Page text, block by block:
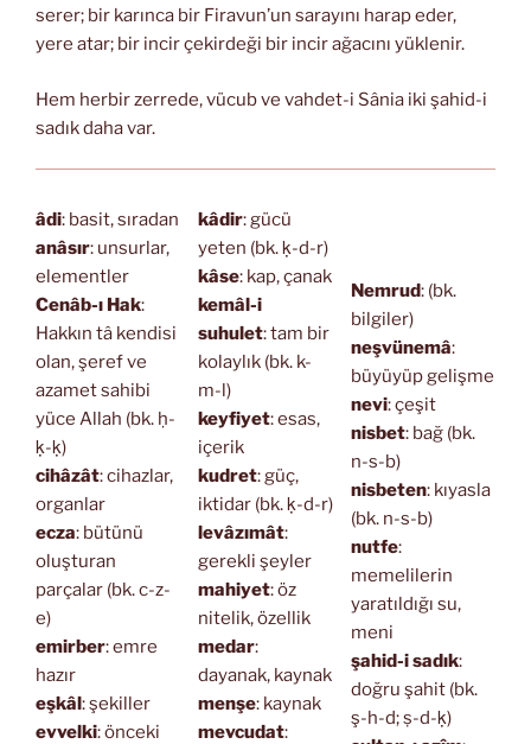
serer; bir karınca bir Firavun’un sarayını harap eder,
yere atar; bir incir çekirdeği bir incir ağacını yüklenir.
Hem herbir zerrede, vücub ve vahdet-i Sânia iki şahid-i
sadık daha var.
âdi: basit, sıradan
anâsır: unsurlar,
elementler
Cenâb-ı Hak:
Hakkın tâ kendisi
olan, şeref ve
azamet sahibi
yüce Allah (bk. ḥ-
ḳ-ḳ)
cihâzât: cihazlar,
organlar
ecza: bütünü
oluşturan
parçalar (bk. c-z-
e)
emirber: emre
hazır
eşkâl: şekiller
evvelki: önceki
kâdir: gücü
yeten (bk. ḳ-d-r)
kâse: kap, çanak
kemâl-i
suhulet: tam bir
kolaylık (bk. k-
m-l)
keyfiyet: esas,
içerik
kudret: güç,
iktidar (bk. ḳ-d-r)
levâzımât:
gerekli şeyler
mahiyet: öz
nitelik, özellik
medar:
dayanak, kaynak
menşe: kaynak
mevcudat:
Nemrud: (bk.
bilgiler)
neşvünemâ:
büyüyüp gelişme
nevi: çeşit
nisbet: bağ (bk.
n-s-b)
nisbeten: kıyasla
(bk. n-s-b)
nutfe:
memelilerin
yaratıldığı su,
meni
şahid-i sadık:
doğru şahit (bk.
ş-h-d; ṣ-d-ḳ)